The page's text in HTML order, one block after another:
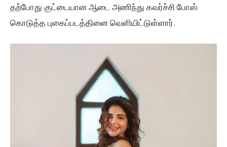
தற்போது குட்டையான ஆடை அணிந்து கவர்ச்சி போஸ்
கொடுத்த புகைப்படத்தினை வெளியிட்டுள்ளார்.